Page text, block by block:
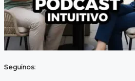
Seguinos: